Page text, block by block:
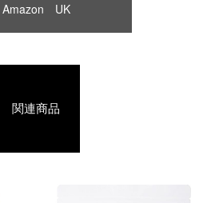
Amazon UK
関連商品